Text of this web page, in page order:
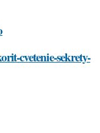
cvetenie-sekrety-